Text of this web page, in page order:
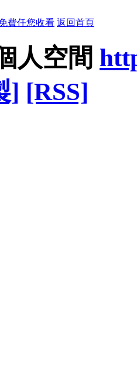
費任您收看 返回首頁
人空間
] [RSS]